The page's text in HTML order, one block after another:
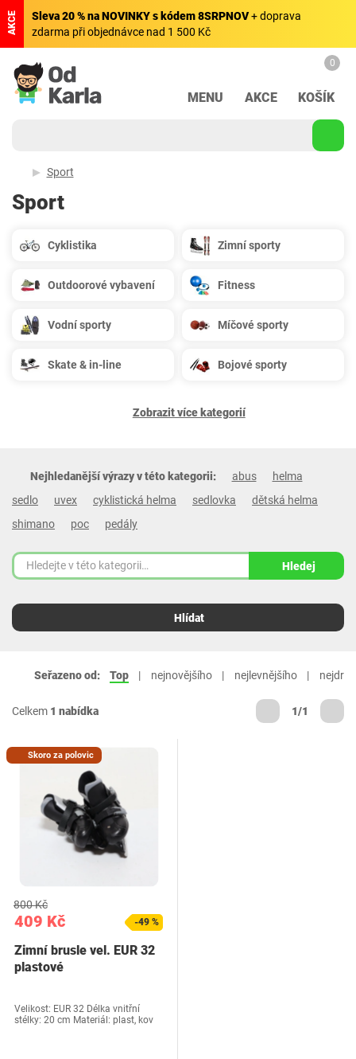
AKCE Sleva 20 % na NOVINKY s kódem 8SRPNOV+ doprava
zdarma při objednávce nad 1 500 Kč
MENU AKCE
0
KOŠÍK
Sport
Sport
Cyklistika Zimní sporty
Outdoorové vybavení Fitness
Vodní sporty Míčové sporty
Skate & in-line Bojové sporty
Zobrazit více kategorií
Nejhledanější výrazy v této kategorii: abus
helma
sedlo
uvex cyklistická helma sedlovka
dětská helma
shimano
poc pedály
Hledej
Hlídat
Seřazeno od: Top nejnovějšího nejlevnějšího
Celkem 1 nabídka 1/1
Skoro za polovic
409 Kč
800 Kč
-49 %
Zimní brusle vel. EUR 32
plastové
Velikost: EUR 32 Délka vnitřní
stélky: 20 cm Materiál: plast, kov